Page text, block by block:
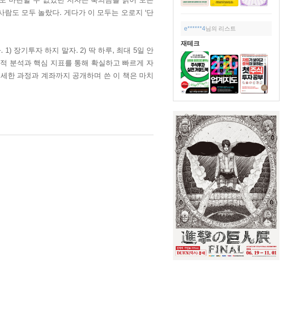
e******4님의 리스트
재테크
도 모두 놀랐다. 게다가 이 모두는 오로지 ‘단
1) 장기투자 하지 말자. 2) 딱 하루, 최대 5일 안
분석과 핵심 지표를 통해 확실하고 빠르게 자
한 과정과 계좌까지 공개하며 쓴 이 책은 마치